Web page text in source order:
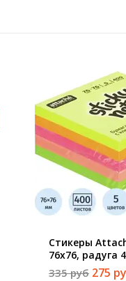
Стикеры
76х76, радуга
335 руб 275